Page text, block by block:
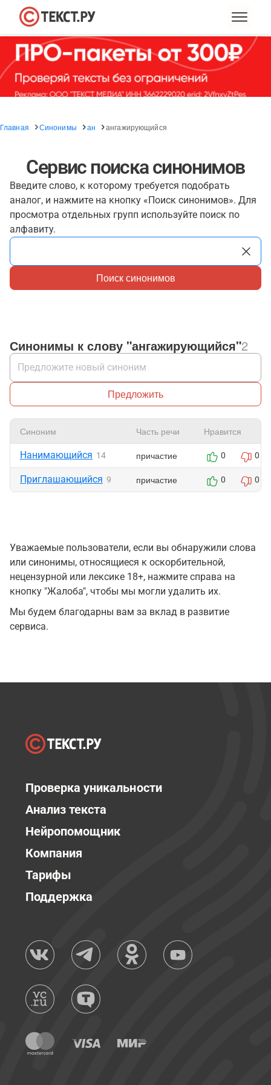
Главная Синонимы ан ангажирующийся
Сервис поиска синонимов
Введите слово, к которому требуется подобрать
аналог, и нажмите на кнопку «Поиск синонимов». Для
просмотра отдельных групп используйте поиск по
алфавиту.
Поиск синонимов
Синонимы к слову "ангажирующийся"2
Предложить
Синоним Часть речи Нравится
Нанимающийся 14 причастие 0 0
Приглашающийся 9 причастие 0 0
Уважаемые пользователи, если вы обнаружили слова
или синонимы, относящиеся к оскорбительной,
нецензурной или лексике 18+, нажмите справа на
кнопку "Жалоба", чтобы мы могли удалить их.
Мы будем благодарны вам за вклад в развитие
сервиса.
Проверка уникальности
Анализ текста
Нейропомощник
Компания
Тарифы
Поддержка